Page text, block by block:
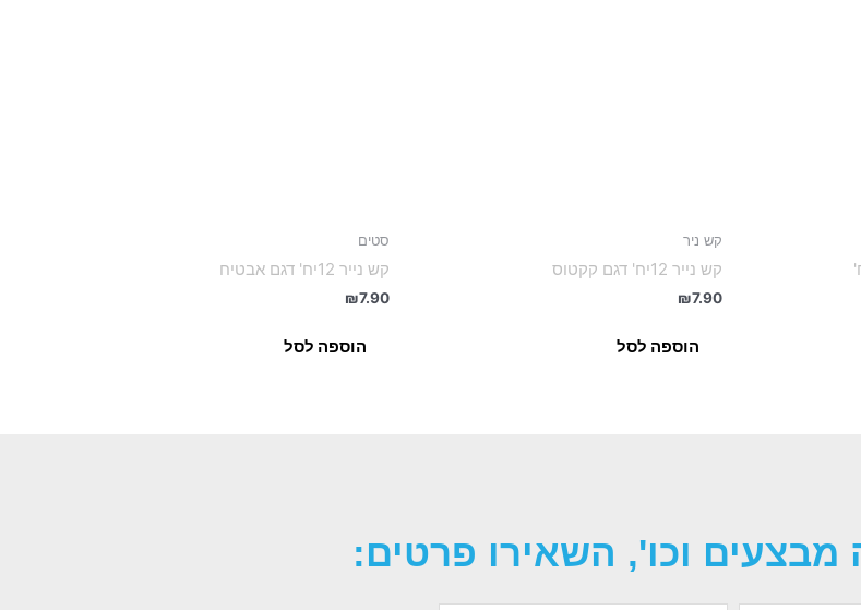
קש ניר
קש נייר 12יח' דגם קקטוס
₪7.90
הוספה לסל
סטים
קש נייר 12יח' דגם אבטיח
₪7.90
הוספה לסל
וכו', השאירו פרטים: